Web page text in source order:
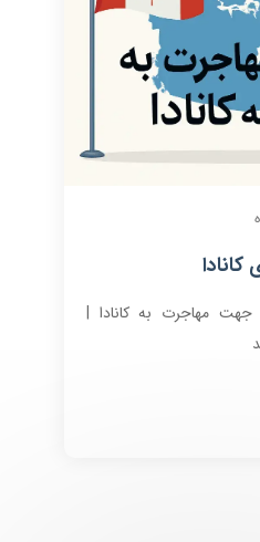
مهاجرت به کانادا |